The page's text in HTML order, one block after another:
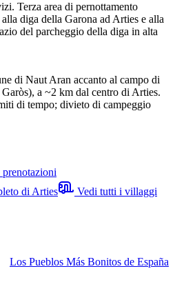
Terza area di pernottamento
diga della Garona ad Arties e alla
del parcheggio della diga in alta
di Naut Aran accanto al campo di
a ~2 km dal centro di Arties.
di tempo; divieto di campeggio
prenotazioni
di Arties
Vedi tutti i villaggi
Los Pueblos Más Bonitos de España